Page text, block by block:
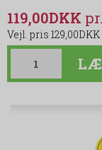
119,00DKK
129,00DKK